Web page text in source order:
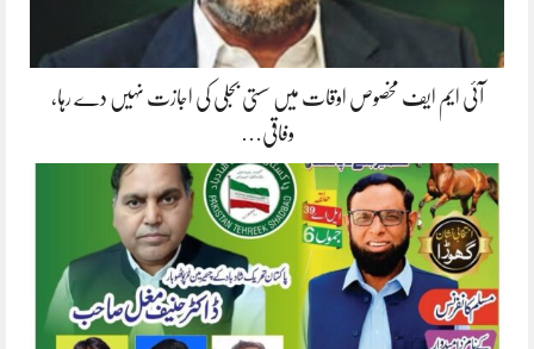
آئی ایم ایف مخصوص اوقات میں سستی بجلی کی اجازت نہیں دے رہا،
وفاقی…